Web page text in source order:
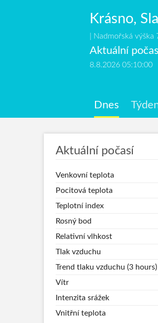
Krásno,
| Nadmořská výška
Aktuální
8.8.2026 05:10:00
Dnes
Aktuální počasí
Venkovní teplota
Pocitová teplota
Teplotní index
Rosný bod
Relativní vlhkost
Tlak vzduchu
Trend tlaku vzduchu (3 hours)
Vítr
Intenzita srážek
Vnitřní teplota